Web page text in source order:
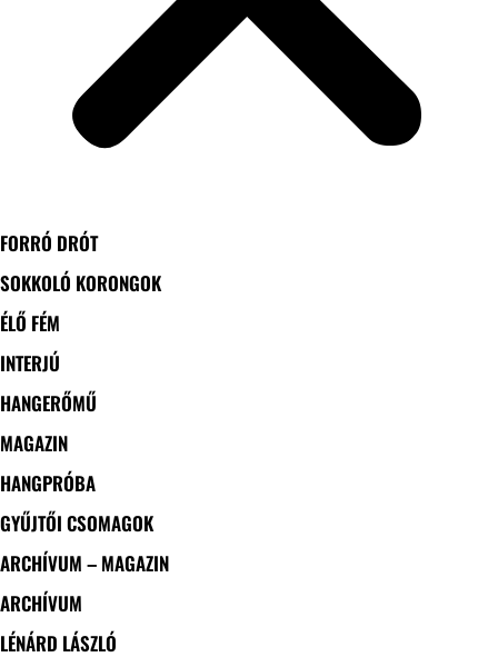
FORRÓ DRÓT
SOKKOLÓ KORONGOK
ÉLŐ FÉM
INTERJÚ
HANGERŐMŰ
MAGAZIN
HANGPRÓBA
GYŰJTŐI CSOMAGOK
ARCHÍVUM – MAGAZIN
ARCHÍVUM
LÉNÁRD LÁSZLÓ